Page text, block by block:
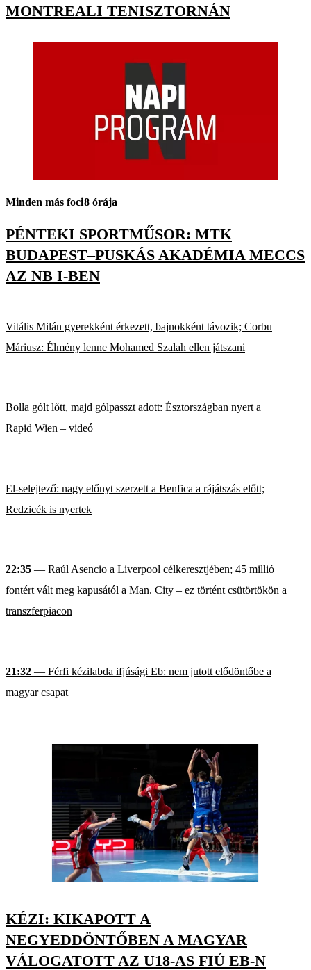
MONTREALI TENISZTORNÁN
Minden más foci8 órája
PÉNTEKI SPORTMŰSOR: MTK
BUDAPEST–PUSKÁS AKADÉMIA MECCS
AZ NB I-BEN
Vitális Milán gyerekként érkezett, bajnokként távozik; Corbu
Máriusz: Élmény lenne Mohamed Szalah ellen játszani
Bolla gólt lőtt, majd gólpasszt adott: Észtországban nyert a
Rapid Wien – videó
El-selejtező: nagy előnyt szerzett a Benfica a rájátszás előtt;
Redzicék is nyertek
22:35 — Raúl Asencio a Liverpool célkeresztjében; 45 millió
fontért vált meg kapusától a Man. City – ez történt csütörtökön a
transzferpiacon
21:32 — Férfi kézilabda ifjúsági Eb: nem jutott elődöntőbe a
magyar csapat
KÉZI: KIKAPOTT A
NEGYEDDÖNTŐBEN A MAGYAR
VÁLOGATOTT AZ U18-AS FIÚ EB-N